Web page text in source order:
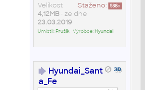
Staženo: 538x
Velikost
4,12MB• ze dne
23.03.2019
Umístil: Prušík• Výrobce: Hyundai
Hyundai_Sant
a_Fe